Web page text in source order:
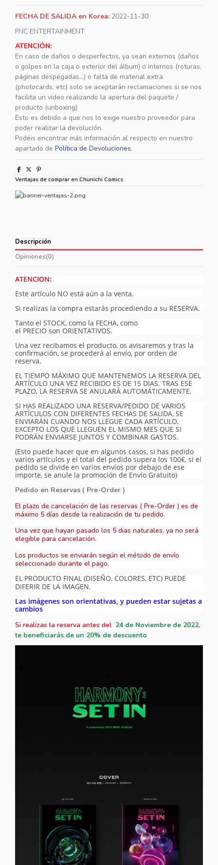
FECHA DE SALIDA en Korea: 2022-11-30
FNC ENTERTAINMENT
ATENCIÓN:
En caso de daños o desperfectos, ya sean externos (daños
o golpes en la caja o exterior del álbum) o internos (roturas,
páginas despegadas...) o falta de material extra
(photocards, etc) solo se aceptarán reclamaciones si se nos
facilita un video realizando la apertura del paquete /
producto (unboxing)
Esto es debido a que nos lo exige nuestro proveedor para
poder realizar la devolución.
Podéis encontrar más información al respecto en nuestro
apartado de Política de Devoluciones.
Ventajas de comprar en Chunichi Comics
Descripción
Opiniones(0)
ATENCION:
Este artículo NO está aún a la venta.
Si realizas la compra estarás procediendo a su RESERVA.
Tanto el STOCK, como la FECHA, como
el PRECIO son ORIENTATIVOS.
Una vez recibamos el producto, os avisaremos y tras la
confirmación, se procederá al envío, por orden de
reserva.
EL TIEMPO MÁXIMO QUE MANTENEMOS LA RESERVA DEL
ARTÍCULO UNA VEZ RECIBIDO ES DE 15 DIAS. TRAS ESE
PLAZO, LA RESERVA SE ANULARÁ AUTOMÁTICAMENTE.
SI HAS REALIZADO UNA RESERVA/PEDIDO DE VARIOS
ARTÍCULOS CON DIFERENTES FECHAS DE SALIDA, SE
ENVIARÁN CUANDO NOS LLEGUE CADA ARTÍCULO,
EXCEPTO LOS QUE LLEGUEN EL MISMO MES QUE SI
PODRÁN ENVIARSE JUNTOS Y COMBINAR GASTOS.
(Esto puede hacer que en algunos casos, si has pedido
varios artículos y el total del pedido supera los 100€, si el
pedido se divide en varios envíos por debajo de ese
importe, se anule la promoción de Envío Gratuito)
Pedido en Reservas ( Pre-Order )
El plazo de cancelación de las reservas ( Pre-Order ) es de
máximo 5 días desde la realización de tu pedido.
Una vez que hayan pasado los 5 dias naturales, ya no será
elegible para cancelación.
Los productos se enviarán según el método de envío
seleccionado durante el pago.
EL PRODUCTO FINAL (DISEÑO, COLORES, ETC) PUEDE
DIFERIR DE LA IMAGEN.
Las imágenes son orientativas, y pueden estar sujetas a
cambios
Si realizas la reserva antes del 24 de Noviembre de 2022,
te beneficiarás de un 20% de descuento